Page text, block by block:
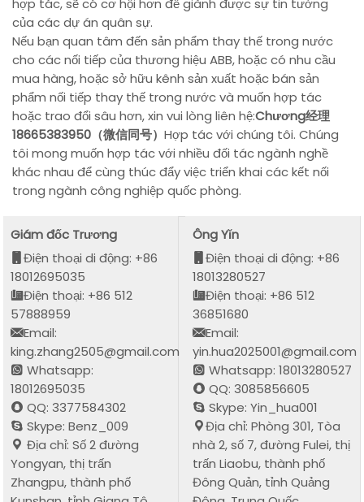
hợp tác, sẽ có cơ hội hơn để giành được sự tin tưởng
của các dự án quân sự.
Nếu bạn quan tâm đến sản phẩm thay thế trong nước
cho các nối tiếp của thương hiệu ABB, hoặc có nhu cầu
mua hàng, hoặc sở hữu kênh sản xuất hoặc bán sản
phẩm nối tiếp thay thế trong nước và muốn hợp tác
hoặc trao đổi sâu hơn, xin vui lòng liên hệ:Chương经理
18665383950（微信同号）Hợp tác với chúng tôi. Chúng
tôi mong muốn hợp tác với nhiều đối tác ngành nghề
khác nhau để cùng thúc đẩy việc triển khai các kết nối
trong ngành công nghiệp quốc phòng.
Giám đốc Trương
Điện thoại di động: +86
18012695035
Điện thoại: +86 512
57888959
Email:
king.zhang2505@gmail.com
Whatsapp:
18012695035
QQ: 3377584302
Skype: Benz_009
Địa chỉ: Số 2 đường
Yongyan, thị trấn
Zhangpu, thành phố
Ông Yǐn
Điện thoại di động: +86
18013280527
Điện thoại: +86 512
36851680
Email:
yin.hua2025001@gmail.com
Whatsapp: 18013280527
QQ: 3085856605
Skype: Yin_hua001
Địa chỉ: Phòng 301, Tòa
nhà 2, số 7, đường Fulei, thị
trấn Liaobu, thành phố
Đông Quản, tỉnh Quảng